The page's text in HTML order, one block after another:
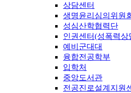
상담센터
생명윤리심의위원
성심산학협력단
인권센터(성폭력상
예비군대대
융합전공학부
입학처
중앙도서관
전공진로설계지원